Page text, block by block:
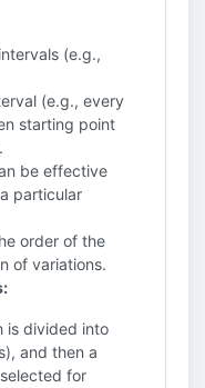
(e.g.,
(e.g., every
starting point
be effective
particular
order of the
of variations.
is divided into
and then a
for